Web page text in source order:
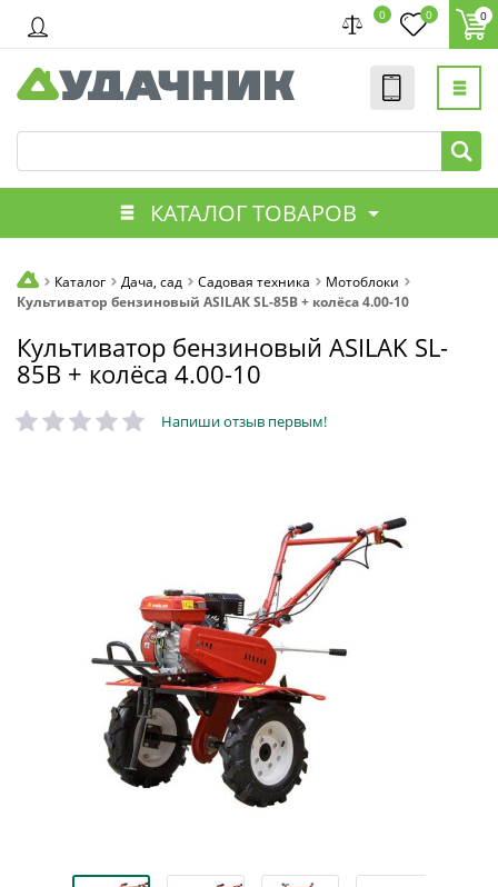
0 0 0
КАТАЛОГ ТОВАРОВ
Каталог Дача, сад Садовая техника
Мотоблоки
Культиватор бензиновый ASILAK SL-85B + колёса 4.00-10
Культиватор бензиновый ASILAK SL-
85B + колёса 4.00-10
Напиши отзыв первым!